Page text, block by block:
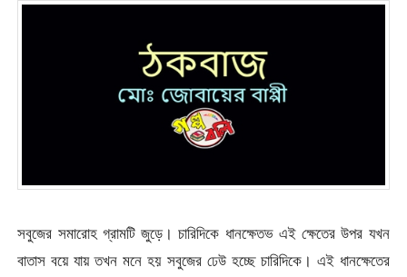
সবুজের সমারোহ গ্রামটি জুড়ে। চারিদিকে ধানক্ষেতভ এই ক্ষেতের উপর যখন
বাতাস বয়ে যায় তখন মনে হয় সবুজের ঢেউ হচ্ছে চারিদিকে। এই ধানক্ষেতের